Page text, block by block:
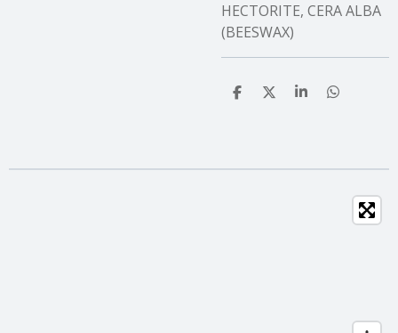
HECTORITE, CERA ALBA
(BEESWAX)
T
n
T
n
T
n
T
n